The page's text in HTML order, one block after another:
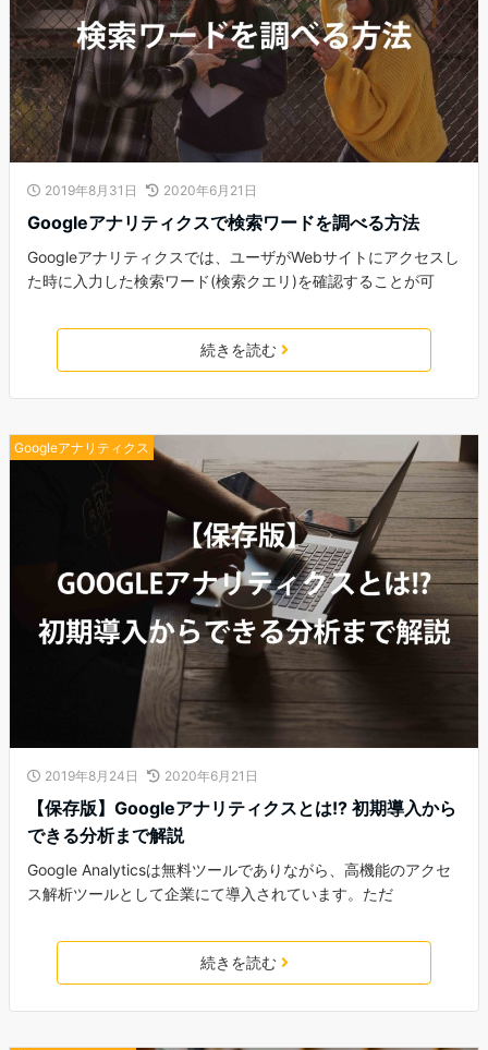
2019年8月31日 2020年6月21日
Googleアナリティクスで検索ワードを調べる方法
Googleアナリティクスでは、ユーザがWebサイトにアクセスし
た時に入力した検索ワード(検索クエリ)を確認することが可
続きを読む
Googleアナリティクス
2019年8月24日 2020年6月21日
【保存版】Googleアナリティクスとは!? 初期導入から
できる分析まで解説
Google Analyticsは無料ツールでありながら、高機能のアクセ
ス解析ツールとして企業にて導入されています。ただ
続きを読む